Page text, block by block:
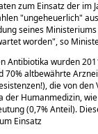
zum Einsatz der im
ungeheuerlich
seines
worden , so
Antibiotika wurden
70% altbewährte
die von
der Humanmedizin,
(0,7% Anteil).
Einsatz